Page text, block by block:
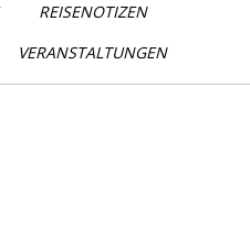
REISENOTIZEN
VERANSTALTUNGEN